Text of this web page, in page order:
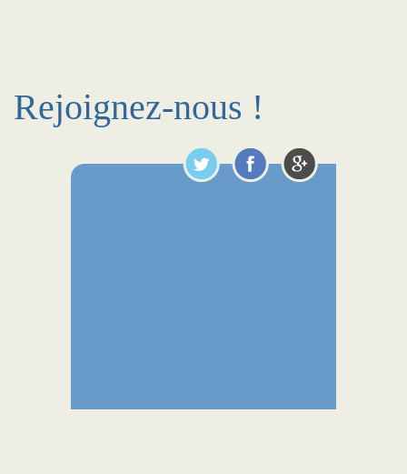
Rejoignez-nous !